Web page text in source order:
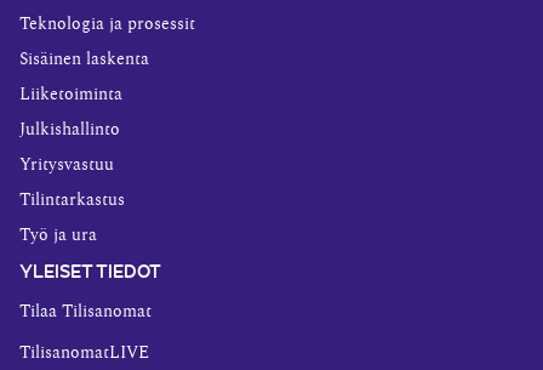
Teknologia ja prosessit
Sisäinen laskenta
Liiketoiminta
Julkishallinto
Yritysvastuu
Tilintarkastus
Työ ja ura
YLEISET TIEDOT
Tilaa Tilisanomat
TilisanomatLIVE